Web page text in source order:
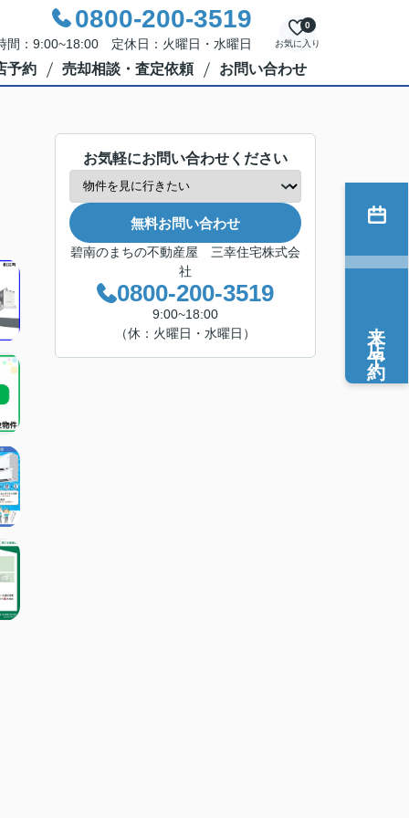
0800-200-3519
間：9:00~18:00 定休日：火曜日・水曜日 お気に入り
0
予約 売却相談・査定依頼 お問い合わせ
お気軽にお問い合わせください
無料お問い合わせ
碧南のまちの不動産屋 三幸住宅株式会
社
0800-200-3519
9:00~18:00
（休：火曜日・水曜日）
来店予約